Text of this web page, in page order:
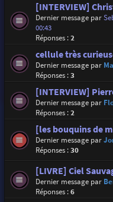
[INTERVIEW]
Dernier message par
00:43
Réponses :2
cellule très
Dernier message par
Réponses :3
[INTERVIEW]
Dernier message par
Réponses :2
[les bouquins de
Dernier message par
Réponses :30
[LIVRE] Ciel
Dernier message par
Réponses :6